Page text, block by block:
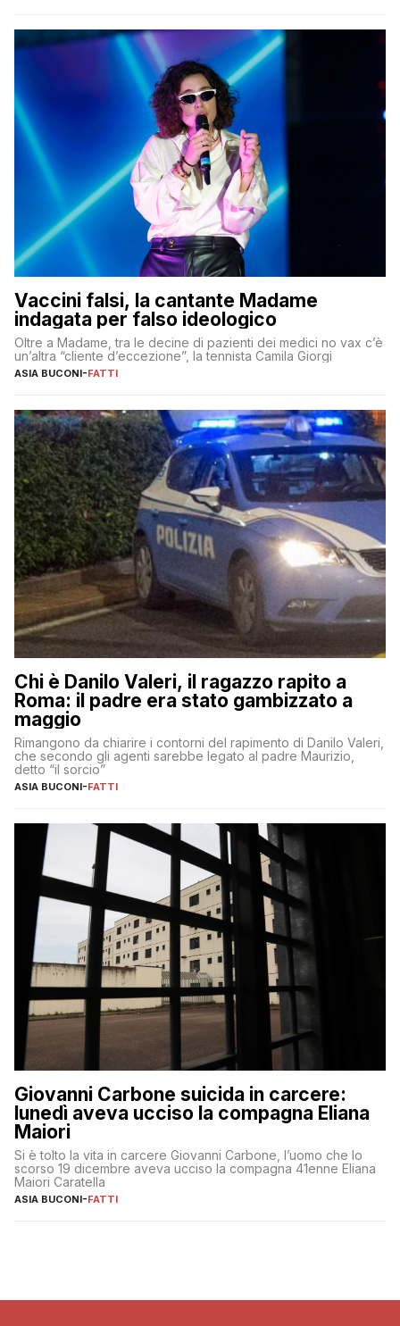
Vaccini falsi, la cantante Madame
indagata per falso ideologico
Oltre a Madame, tra le decine di pazienti dei medici no vax c’è
un’altra “cliente d’eccezione”, la tennista Camila Giorgi
ASIA BUCONI-FATTI
Chi è Danilo Valeri, il ragazzo rapito a
Roma: il padre era stato gambizzato a
maggio
Rimangono da chiarire i contorni del rapimento di Danilo Valeri,
che secondo gli agenti sarebbe legato al padre Maurizio,
detto “il sorcio”
ASIA BUCONI-FATTI
Giovanni Carbone suicida in carcere:
lunedì aveva ucciso la compagna Eliana
Maiori
Si è tolto la vita in carcere Giovanni Carbone, l’uomo che lo
scorso 19 dicembre aveva ucciso la compagna 41enne Eliana
Maiori Caratella
ASIA BUCONI-FATTI